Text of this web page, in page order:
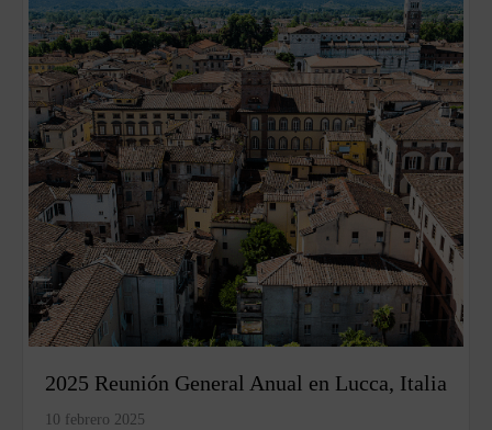
2025 Reunión General Anual en Lucca, Italia
10 febrero 2025